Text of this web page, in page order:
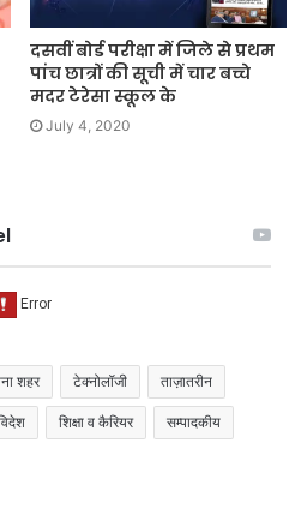
दसवीं बोर्ड परीक्षा में जिले से प्रथम
पांच छात्रों की सूची में चार बच्चे
मदर टेरेसा स्कूल के
July 4, 2020
शहर टेक्नोलॉजी ताज़ातरीन
शिक्षा व कैरियर सम्पादकीय